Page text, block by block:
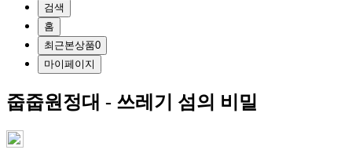
검색
홈
최근본상품0
마이페이지
줍줍원정대 - 쓰레기 섬의 비밀